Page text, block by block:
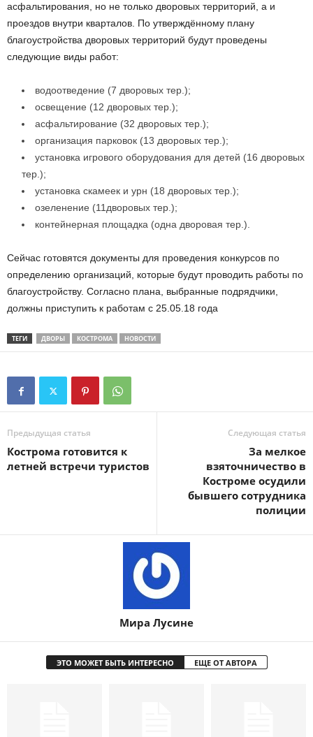
асфальтирования, но не только дворовых территорий, а и
проездов внутри кварталов. По утверждённому плану
благоустройства дворовых территорий будут проведены
следующие виды работ:
водоотведение (7 дворовых тер.);
освещение (12 дворовых тер.);
асфальтирование (32 дворовых тер.);
организация парковок (13 дворовых тер.);
установка игрового оборудования для детей (16 дворовых
тер.);
установка скамеек и урн (18 дворовых тер.);
озеленение (11дворовых тер.);
контейнерная площадка (одна дворовая тер.).
Сейчас готовятся документы для проведения конкурсов по
определению организаций, которые будут проводить работы по
благоустройству. Согласно плана, выбранные подрядчики,
должны приступить к работам с 25.05.18 года
ТЕГИ ДВОРЫ КОСТРОМА НОВОСТИ
Предыдущая статья
Кострома готовится к
летней встречи туристов
Следующая статья
За мелкое
взяточничество в
Костроме осудили
бывшего сотрудника
полиции
Мира Лусине
ЭТО МОЖЕТ БЫТЬ ИНТЕРЕСНО ЕЩЕ ОТ АВТОРА